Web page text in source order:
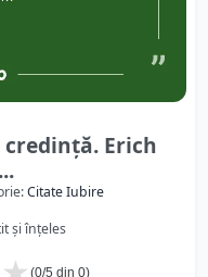
Erich
Citate Iubire
și înțeles
(0/5 din 0)